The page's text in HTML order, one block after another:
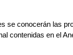
se conocerán las
contenidas en el